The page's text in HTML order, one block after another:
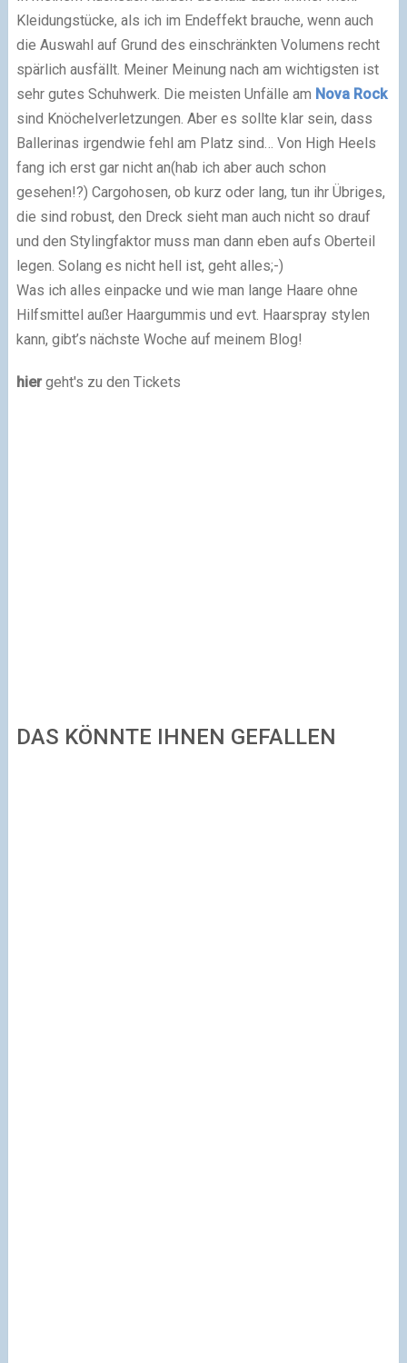
Kleidungstücke, als ich im Endeffekt brauche, wenn auch
die Auswahl auf Grund des einschränkten Volumens recht
spärlich ausfällt. Meiner Meinung nach am wichtigsten ist
sehr gutes Schuhwerk. Die meisten Unfälle am Nova Rock
sind Knöchelverletzungen. Aber es sollte klar sein, dass
Ballerinas irgendwie fehl am Platz sind… Von High Heels
fang ich erst gar nicht an(hab ich aber auch schon
gesehen!?) Cargohosen, ob kurz oder lang, tun ihr Übriges,
die sind robust, den Dreck sieht man auch nicht so drauf
und den Stylingfaktor muss man dann eben aufs Oberteil
legen. Solang es nicht hell ist, geht alles;-)
Was ich alles einpacke und wie man lange Haare ohne
Hilfsmittel außer Haargummis und evt. Haarspray stylen
kann, gibt’s nächste Woche auf meinem Blog!
hiergeht's zu den Tickets
DAS KÖNNTE IHNEN GEFALLEN